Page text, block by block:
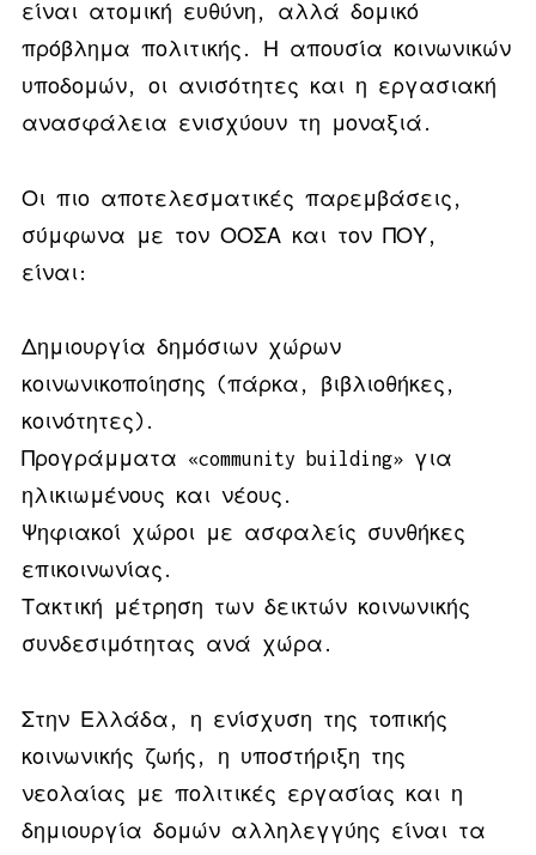
είναι ατομική ευθύνη, αλλά δομικό
πρόβλημα πολιτικής. Η απουσία κοινωνικών
υποδομών, οι ανισότητες και η εργασιακή
ανασφάλεια ενισχύουν τη μοναξιά.
Οι πιο αποτελεσματικές παρεμβάσεις,
σύμφωνα με τον ΟΟΣΑ και τον ΠΟΥ,
είναι:
Δημιουργία δημόσιων χώρων
κοινωνικοποίησης (πάρκα, βιβλιοθήκες,
κοινότητες).
Προγράμματα «community building» για
ηλικιωμένους και νέους.
Ψηφιακοί χώροι με ασφαλείς συνθήκες
επικοινωνίας.
Τακτική μέτρηση των δεικτών κοινωνικής
συνδεσιμότητας ανά χώρα.
Στην Ελλάδα, η ενίσχυση της τοπικής
κοινωνικής ζωής, η υποστήριξη της
νεολαίας με πολιτικές εργασίας και η
δημιουργία δομών αλληλεγγύης είναι τα